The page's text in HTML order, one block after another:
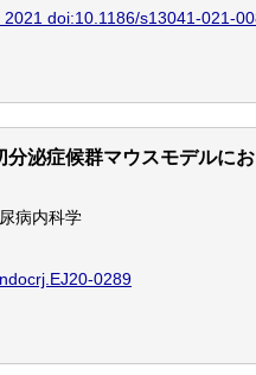
doi:10.1186/s13041-021-
泌症候群マウスモデルに
病内科学
0289